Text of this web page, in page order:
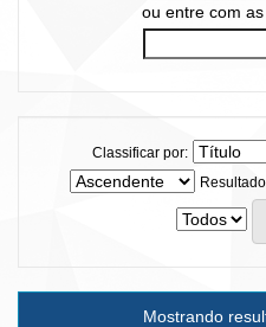
ou entre com
Classificar por:
Mostrando